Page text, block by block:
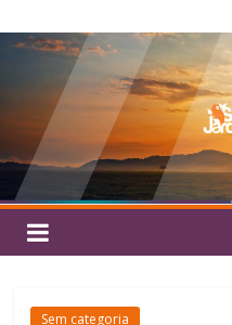
para
conteúdo
Silva
Jardim
Sem categoria